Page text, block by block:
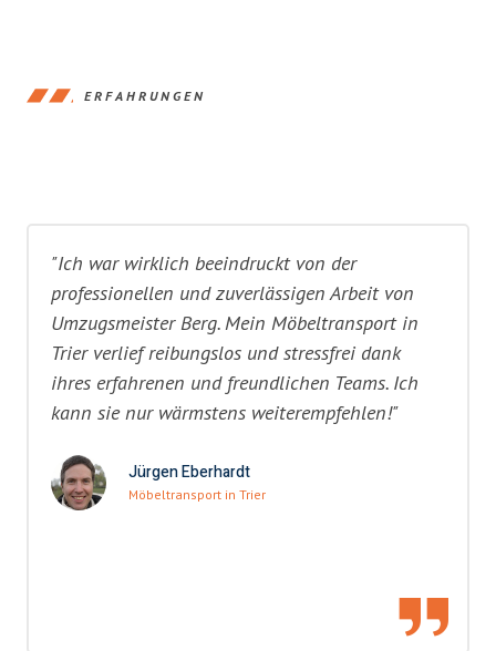
ERFAHRUNGEN
"Ich war wirklich beeindruckt von der
professionellen und zuverlässigen Arbeit von
Umzugsmeister Berg. Mein Möbeltransport in
Trier verlief reibungslos und stressfrei dank
ihres erfahrenen und freundlichen Teams. Ich
kann sie nur wärmstens weiterempfehlen!"
Jürgen Eberhardt
Möbeltransport in Trier